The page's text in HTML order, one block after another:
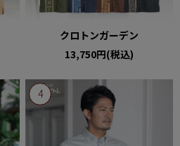
クロトンガーデン
13,750円(税込)